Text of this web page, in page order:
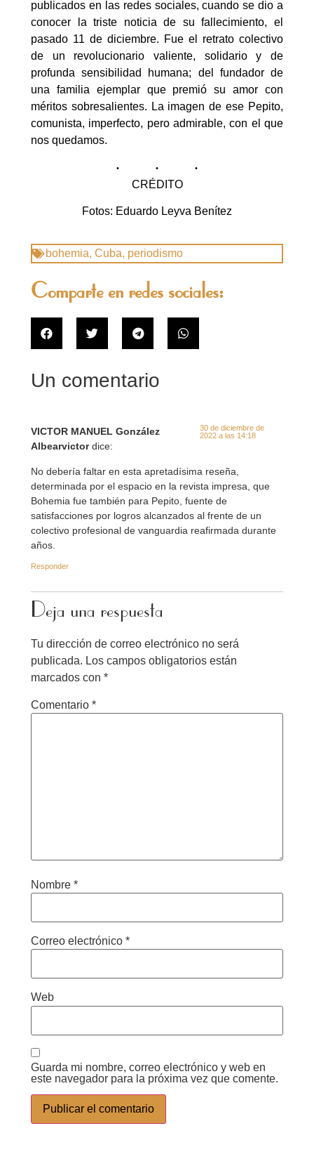
publicados en las redes sociales, cuando se dio a
conocer la triste noticia de su fallecimiento, el
pasado 11 de diciembre. Fue el retrato colectivo
de un revolucionario valiente, solidario y de
profunda sensibilidad humana; del fundador de
una familia ejemplar que premió su amor con
méritos sobresalientes. La imagen de ese Pepito,
comunista, imperfecto, pero admirable, con el que
nos quedamos.
CRÉDITO
Fotos: Eduardo Leyva Benítez
bohemia, Cuba, periodismo
Comparte en redes sociales:
Un comentario
VICTOR MANUEL González
Albearvictor dice:
30 de diciembre de
2022 a las 14:18
No debería faltar en esta apretadísima reseña,
determinada por el espacio en la revista impresa, que
Bohemia fue también para Pepito, fuente de
satisfacciones por logros alcanzados al frente de un
colectivo profesional de vanguardia reafirmada durante
años.
Responder
Deja una respuesta
Tu dirección de correo electrónico no será
publicada. Los campos obligatorios están
marcados con *
Comentario *
Nombre *
Correo electrónico *
Web
Guarda mi nombre, correo electrónico y web en
este navegador para la próxima vez que comente.